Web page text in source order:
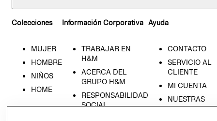
Colecciones
MUJER
HOMBRE
NIÑOS
HOME
Información Corporativa
TRABAJAR EN
H&M
ACERCA DEL
GRUPO H&M
RESPONSABILIDAD
SOCIAL
Ayuda
CONTACTO
SERVICIO AL
CLIENTE
MI CUENTA
NUESTRAS
TIENDAS